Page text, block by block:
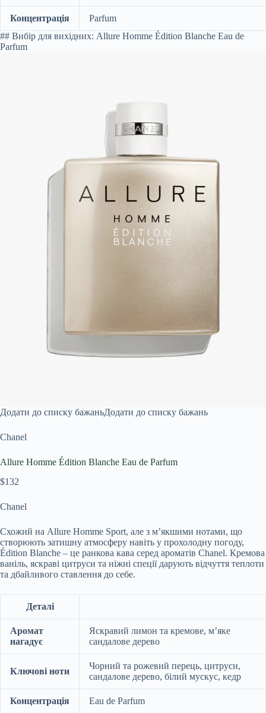
Концентрація
Parfum
## Вибір для вихідних: Allure Homme Édition Blanche Eau de
Parfum
Додати до списку бажаньДодати до списку бажань
Chanel
Allure Homme Édition Blanche Eau de Parfum
$132
Chanel
Схожий на Allure Homme Sport, але з м’якшими нотами, що
створюють затишну атмосферу навіть у прохолодну погоду,
Édition Blanche – це ранкова кава серед ароматів Chanel. Кремова
ваніль, яскраві цитруси та ніжні спеції дарують відчуття теплоти
та дбайливого ставлення до себе.
Деталі
Аромат
нагадує
Яскравий лимон та кремове, м’яке
сандалове дерево
Ключові ноти
Чорний та рожевий перець, цитруси,
сандалове дерево, білий мускус, кедр
Концентрація
Eau de Parfum